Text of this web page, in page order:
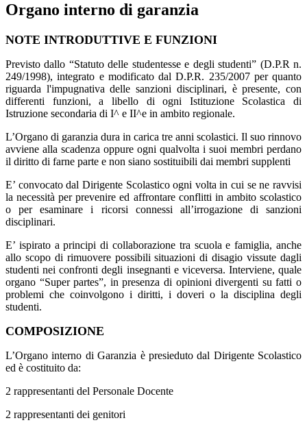
Organo interno di garanzia
NOTE INTRODUTTIVE E FUNZIONI
Previsto dallo “Statuto delle studentesse e degli studenti” (D.P.R n.
249/1998), integrato e modificato dal D.P.R. 235/2007 per quanto
riguarda l'impugnativa delle sanzioni disciplinari, è presente, con
differenti funzioni, a libello di ogni Istituzione Scolastica di
Istruzione secondaria di I^ e II^e in ambito regionale.
L’Organo di garanzia dura in carica tre anni scolastici. Il suo rinnovo
avviene alla scadenza oppure ogni qualvolta i suoi membri perdano
il diritto di farne parte e non siano sostituibili dai membri supplenti
E’ convocato dal Dirigente Scolastico ogni volta in cui se ne ravvisi
la necessità per prevenire ed affrontare conflitti in ambito scolastico
o per esaminare i ricorsi connessi all’irrogazione di sanzioni
disciplinari.
E’ ispirato a principi di collaborazione tra scuola e famiglia, anche
allo scopo di rimuovere possibili situazioni di disagio vissute dagli
studenti nei confronti degli insegnanti e viceversa. Interviene, quale
organo “Super partes”, in presenza di opinioni divergenti su fatti o
problemi che coinvolgono i diritti, i doveri o la disciplina degli
studenti.
COMPOSIZIONE
L’Organo interno di Garanzia è presieduto dal Dirigente Scolastico
ed è costituito da:
2 rappresentanti del Personale Docente
2 rappresentanti dei genitori